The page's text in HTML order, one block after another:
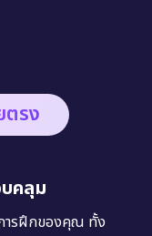
รง
คลุม
ารฝึกของคุณ ทั้ง